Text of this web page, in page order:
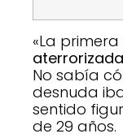
«La
aterrorizada
No sabía
desnuda
sentido
de 29 años.